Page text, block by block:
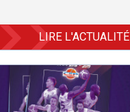
LIRE L'ACTUALITÉ